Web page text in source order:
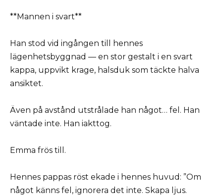
**Mannen i svart**
Han stod vid ingången till hennes
lägenhetsbyggnad — en stor gestalt i en svart
kappa, uppvikt krage, halsduk som täckte halva
ansiktet.
Även på avstånd utstrålade han något… fel. Han
väntade inte. Han iakttog.
Emma frös till.
Hennes pappas röst ekade i hennes huvud: ”Om
något känns fel, ignorera det inte. Skapa ljus.